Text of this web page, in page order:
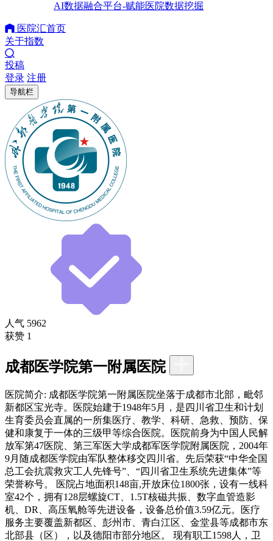
AI数据融合平台-赋能医院数据挖掘
医院汇首页
关于指数
投稿
登录 注册
导航栏
人气 5962
获赞 1
成都医学院第一附属医院
医院简介: 成都医学院第一附属医院坐落于成都市北部，毗邻
新都区宝光寺。医院始建于1948年5月，是四川省卫生和计划
生育委员会直属的一所集医疗、教学、科研、急救、预防、保
健和康复于一体的三级甲等综合医院。医院前身为中国人民解
放军第47医院、第三军医大学成都军医学院附属医院，2004年
9月随成都医学院由军队整体移交四川省。先后荣获“中华全国
总工会抗震救灾工人先锋号”、“四川省卫生系统先进集体”等
荣誉称号。 医院占地面积148亩,开放床位1800张，设有一线科
室42个，拥有128层螺旋CT、1.5T核磁共振、数字血管造影
机、DR、高压氧舱等先进设备，设备总价值3.59亿元。医疗
服务主要覆盖新都区、彭州市、青白江区、金堂县等成都市东
北部县（区），以及德阳市部分地区。 现有职工1598人，卫